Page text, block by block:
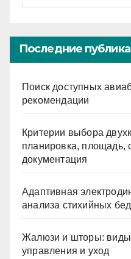
Последние
Поиск доступных
рекомендации
Критерии выбора
планировка, площадь,
документация
Адаптивная
анализа стихийных
Жалюзи и шторы:
управления и уход